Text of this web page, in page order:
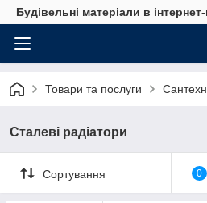
Будівельні матеріали в
Товари та послуги
Сталеві радіатори
Сортування 0